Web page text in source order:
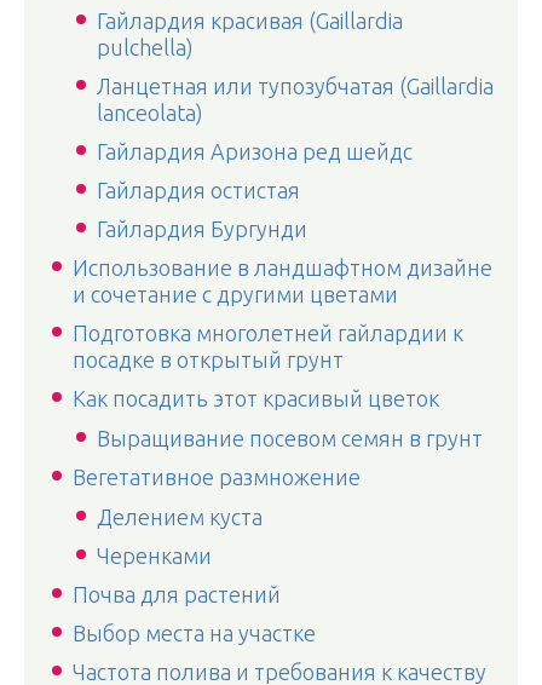
Гайлардия красивая (Gaillardia
pulchella)
Ланцетная или тупозубчатая (Gaillardia
lanceolata)
Гайлардия Аризона ред шейдс
Гайлардия остистая
Гайлардия Бургунди
Использование в ландшафтном дизайне
и сочетание с другими цветами
Подготовка многолетней гайлардии к
посадке в открытый грунт
Как посадить этот красивый цветок
Выращивание посевом семян в грунт
Вегетативное размножение
Делением куста
Черенками
Почва для растений
Выбор места на участке
Частота полива и требования к качеству